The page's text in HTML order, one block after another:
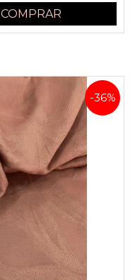
COMPRAR
-36%